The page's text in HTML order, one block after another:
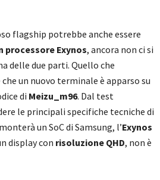
flagship potrebbe anche essere
processore Exynos, ancora non ci si
delle due parti. Quello che
un nuovo terminale è apparso su
di Meizu_m96. Dal test
le principali specifiche tecniche di
un SoC di Samsung, l’Exynos
display con risoluzione QHD, non è